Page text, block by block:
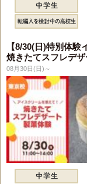
【8/30(日)特別体験
焼きたてスフレデザ
08月30日(日)～